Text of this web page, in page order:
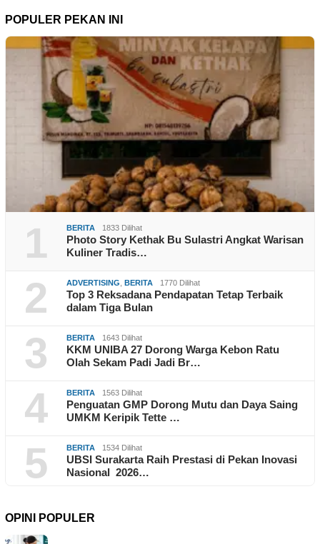
POPULER PEKAN INI
1 BERITA 1833 Dilihat
Photo Story Kethak Bu Sulastri Angkat Warisan
Kuliner Tradis…
2 ADVERTISING BERITA 1770 Dilihat
Top 3 Reksadana Pendapatan Tetap Terbaik
dalam Tiga Bulan
3 BERITA 1643 Dilihat
KKM UNIBA 27 Dorong Warga Kebon Ratu
Olah Sekam Padi Jadi Br…
4 BERITA 1563 Dilihat
Penguatan GMP Dorong Mutu dan Daya Saing
UMKM Keripik Tette …
5 BERITA 1534 Dilihat
UBSI Surakarta Raih Prestasi di Pekan Inovasi
Nasional 2026…
OPINI POPULER